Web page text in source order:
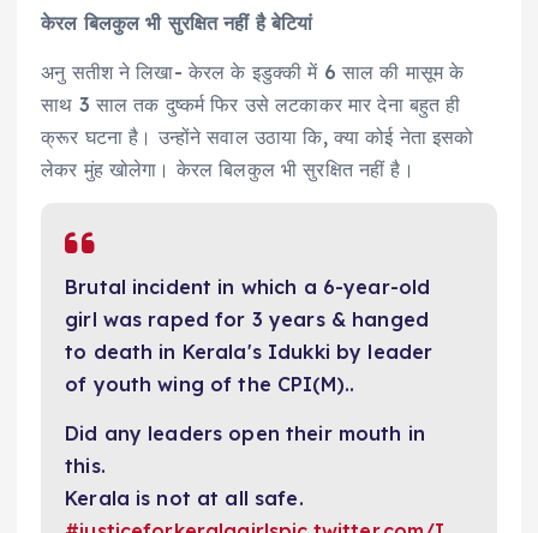
केरल बिलकुल भी सुरक्षित नहीं है बेटियां
अनु सतीश ने लिखा- केरल के इडुक्की में 6 साल की मासूम के
साथ 3 साल तक दुष्कर्म फिर उसे लटकाकर मार देना बहुत ही
क्रूर घटना है। उन्होंने सवाल उठाया कि, क्या कोई नेता इसको
लेकर मुंह खोलेगा। केरल बिलकुल भी सुरक्षित नहीं है।
Brutal incident in which a 6-year-old
girl was raped for 3 years & hanged
to death in Kerala's Idukki by leader
of youth wing of the CPI(M)..
Did any leaders open their mouth in
this.
Kerala is not at all safe.